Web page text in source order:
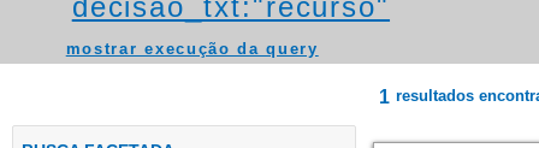
decisao_txt:"recurso"
mostrar execução da query
1 resultados